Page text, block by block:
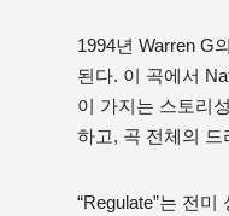
1994년 Warren G
된다. 이 곡에서
이 가지는 스토리
하고, 곡 전체의
“Regulate”는 전